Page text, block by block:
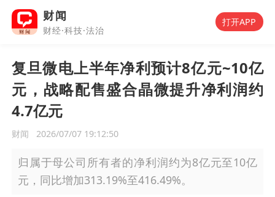
财闻
财经·科技·法治
打开APP
复旦微电上半年净利预计8亿元~10亿
元，战略配售盛合晶微提升净利润约
4.7亿元
财闻 2026/07/07 19:12:50
归属于母公司所有者的净利润约为8亿元至10亿
元，同比增加313.19%至416.49%。